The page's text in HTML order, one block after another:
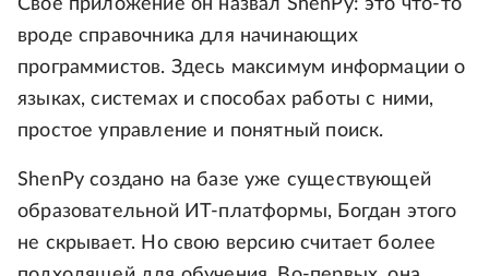
Свое приложение он назвал ShenPy: это что-то
вроде справочника для начинающих
программистов. Здесь максимум информации о
языках, системах и способах работы с ними,
простое управление и понятный поиск.
ShenPy создано на базе уже существующей
образовательной ИТ-платформы, Богдан этого
не скрывает. Но свою версию считает более